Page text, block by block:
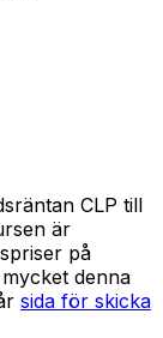
CLP till
är
på
denna
sida för skicka